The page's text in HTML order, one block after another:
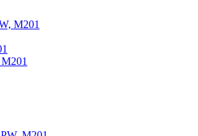
M201